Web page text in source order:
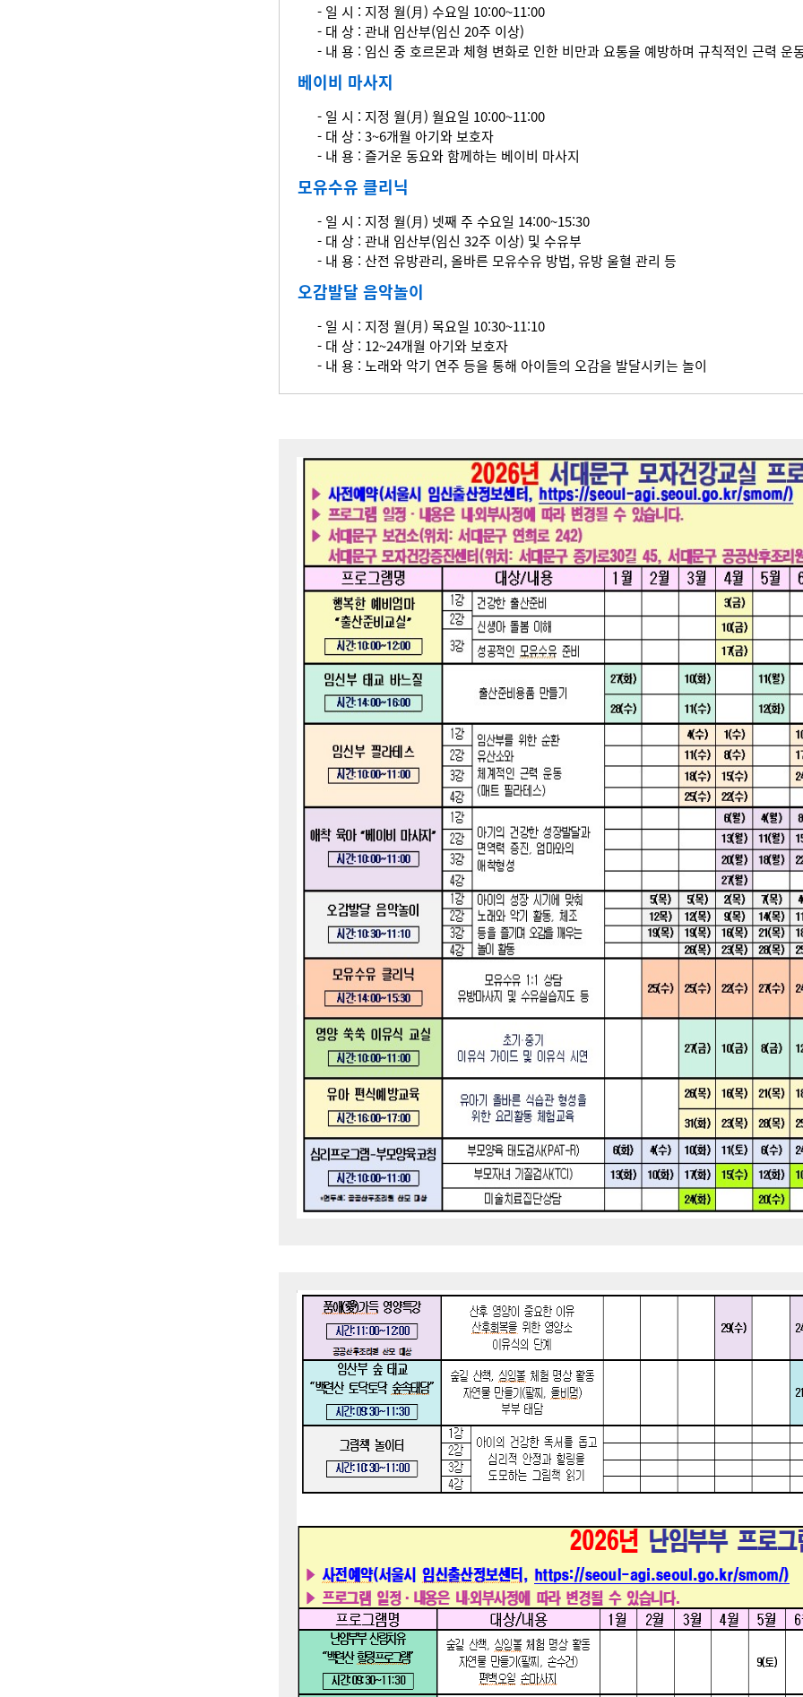
- 일 시 : 지정 월(月) 수요일 10:00~11:00
- 대 상 : 관내 임산부(임신 20주 이상)
- 내 용 : 임신 중 호르몬과 체형 변화로 인한 비만과 요통을 예방하며 규칙적인 근력 운
베이비 마사지
- 일 시 : 지정 월(月) 월요일 10:00~11:00
- 대 상 : 3~6개월 아기와 보호자
- 내 용 : 즐거운 동요와 함께하는 베이비 마사지
모유수유 클리닉
- 일 시 : 지정 월(月) 넷째 주 수요일 14:00~15:30
- 대 상 : 관내 임산부(임신 32주 이상) 및 수유부
- 내 용 : 산전 유방관리, 올바른 모유수유 방법, 유방 울혈 관리 등
오감발달 음악놀이
- 일 시 : 지정 월(月) 목요일 10:30~11:10
- 대 상 : 12~24개월 아기와 보호자
- 내 용 : 노래와 악기 연주 등을 통해 아이들의 오감을 발달시키는 놀이